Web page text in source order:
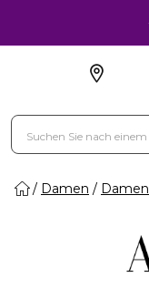
Damen